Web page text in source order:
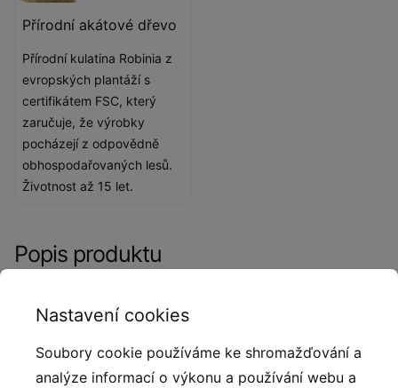
Přírodní akátové dřevo
Přírodní kulatina Robinia z
evropských plantáží s
certifikátem FSC, který
zaručuje, že výrobky
pocházejí z odpovědně
obhospodařovaných lesů.
Životnost až 15 let.
Popis produktu
elegantním a přirozeným vzhledem. Zařízení jsou
vyrobena ze speciálního druhu dřeva získaného z
ekologických zdrojů a plantáží připravených k tomuto
Nastavení cookies
Soubory cookie používáme ke shromažďování a
analýze informací o výkonu a používání webu a